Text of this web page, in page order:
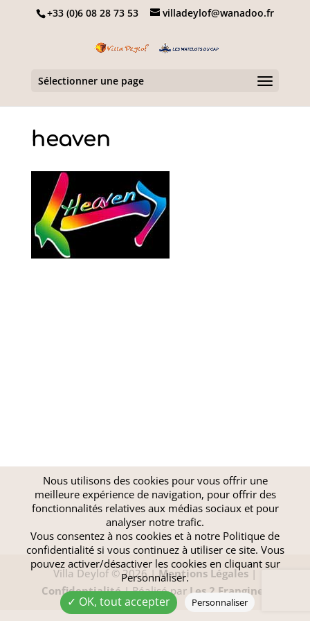
+33 (0)6 08 28 73 53 villadeylof@wanadoo.fr
Sélectionner une page
heaven
Villa Deylof © 2026 |Mentions Légales |
Confidentialité| Réalisé parLes 2 Frangines
Nous utilisons des cookies pour vous offrir une
meilleure expérience de navigation, pour offrir des
fonctionnalités relatives aux médias sociaux et pour
analyser notre trafic.
Vous consentez à nos cookies et à notre Politique de
confidentialitési vous continuez à utiliser ce site. Vous
pouvez activer/désactiver les cookies en cliquant sur
Personnaliser.
✓ OK, tout accepter Personnaliser